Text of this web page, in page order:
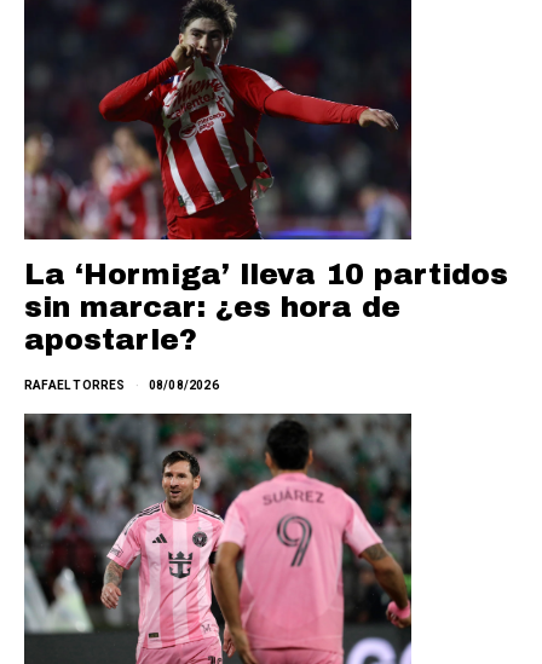
La ‘Hormiga’ lleva 10 partidos
sin marcar: ¿es hora de
apostarle?
RAFAEL TORRES 08/08/2026